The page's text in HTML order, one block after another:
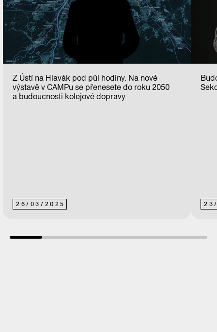
26/ 03/ 2025
Z Ústí na Hlavák pod půl hodiny. Na nové
výstavě v CAMPu se přenesete do roku 2050
a budoucnosti kolejové dopravy
23